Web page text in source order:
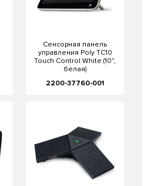
Сенсорная панель
управления Poly TC10
Touch Control White (10",
белая)
2200-37760-001